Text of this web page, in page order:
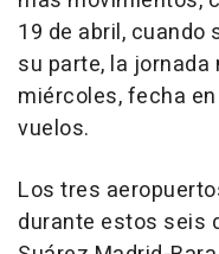
19 de abril, cuando
su parte, la
miércoles, fecha
vuelos.
Los tres
durante estos seis